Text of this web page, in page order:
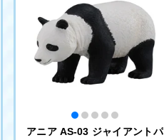
アニア AS-03 ジャイアントパ